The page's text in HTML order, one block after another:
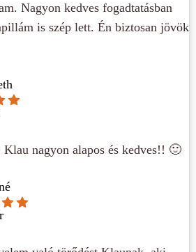
Nagyon kedves fogadtatásban
is szép lett. Én biztosan jövök
Klau nagyon alapos és kedves!! 🙂